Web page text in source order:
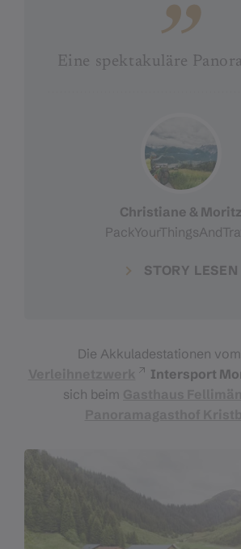
Eine spektakuläre
Christiane & Moritz
STORY LESEN
Die Akkuladestationen
Intersport
sich beim